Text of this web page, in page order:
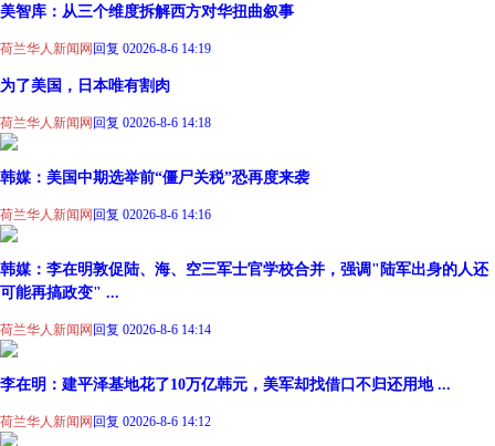
美智库：从三个维度拆解西方对华扭曲叙事
荷兰华人新闻网 回复 02026-8-6 14:19
为了美国，日本唯有割肉
荷兰华人新闻网 回复 02026-8-6 14:18
韩媒：美国中期选举前“僵尸关税”恐再度来袭
荷兰华人新闻网 回复 02026-8-6 14:16
韩媒：李在明敦促陆、海、空三军士官学校合并，强调"陆军出身的人还
可能再搞政变" ...
荷兰华人新闻网 回复 02026-8-6 14:14
李在明：建平泽基地花了10万亿韩元，美军却找借口不归还用地 ...
荷兰华人新闻网 回复 02026-8-6 14:12